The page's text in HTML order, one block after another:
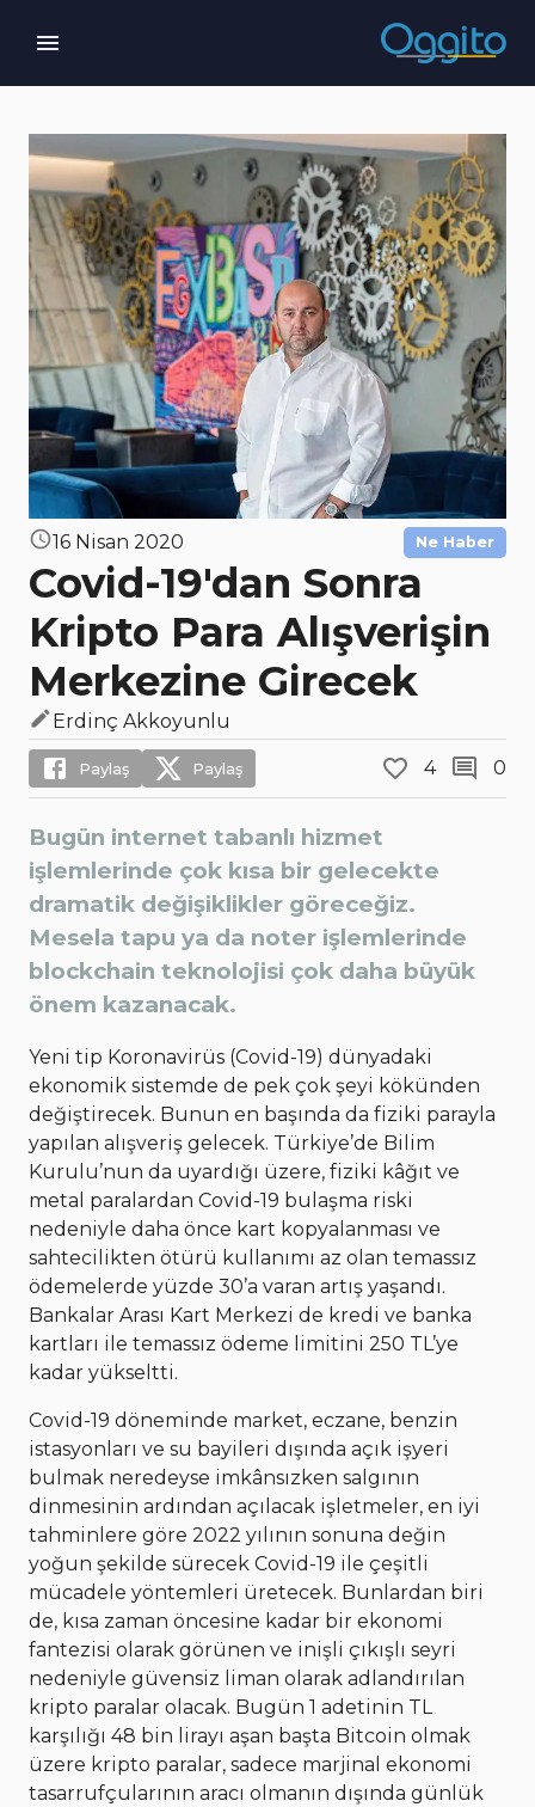
16 Nisan 2020 Ne Haber
Covid-19'dan Sonra
Kripto Para Alışverişin
Merkezine Girecek
Erdinç Akkoyunlu
Paylaş Paylaş 4 0
Bugün internet tabanlı hizmet
işlemlerinde çok kısa bir gelecekte
dramatik değişiklikler göreceğiz.
Mesela tapu ya da noter işlemlerinde
blockchain teknolojisi çok daha büyük
önem kazanacak.
Yeni tip Koronavirüs (Covid-19) dünyadaki
ekonomik sistemde de pek çok şeyi kökünden
değiştirecek. Bunun en başında da fiziki parayla
yapılan alışveriş gelecek. Türkiye’de Bilim
Kurulu’nun da uyardığı üzere, fiziki kâğıt ve
metal paralardan Covid-19 bulaşma riski
nedeniyle daha önce kart kopyalanması ve
sahtecilikten ötürü kullanımı az olan temassız
ödemelerde yüzde 30’a varan artış yaşandı.
Bankalar Arası Kart Merkezi de kredi ve banka
kartları ile temassız ödeme limitini 250 TL’ye
kadar yükseltti.
Covid-19 döneminde market, eczane, benzin
istasyonları ve su bayileri dışında açık işyeri
bulmak neredeyse imkânsızken salgının
dinmesinin ardından açılacak işletmeler, en iyi
tahminlere göre 2022 yılının sonuna değin
yoğun şekilde sürecek Covid-19 ile çeşitli
mücadele yöntemleri üretecek. Bunlardan biri
de, kısa zaman öncesine kadar bir ekonomi
fantezisi olarak görünen ve inişli çıkışlı seyri
nedeniyle güvensiz liman olarak adlandırılan
kripto paralar olacak. Bugün 1 adetinin TL
karşılığı 48 bin lirayı aşan başta Bitcoin olmak
üzere kripto paralar, sadece marjinal ekonomi
tasarrufçularının aracı olmanın dışında günlük